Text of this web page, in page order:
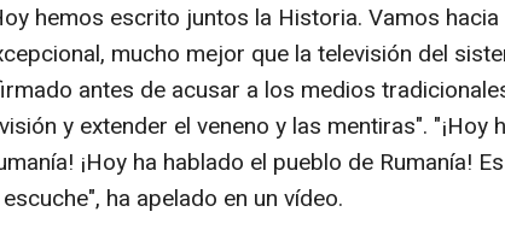
hemos escrito juntos la Historia. Vamos
mucho mejor que la televisión del
antes de acusar a los medios
y extender el veneno y las mentiras". "¡Hoy
¡Hoy ha hablado el pueblo de Rumanía!
ha apelado en un vídeo.